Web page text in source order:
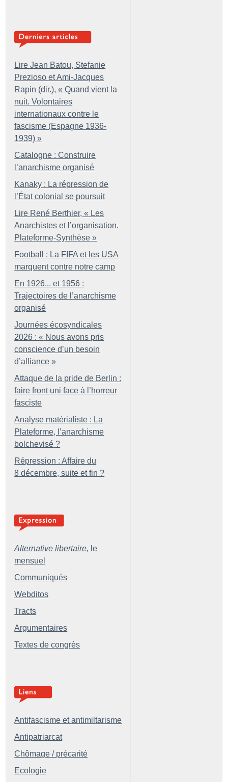
Lire Jean Batou, Stefanie
Prezioso et Ami-Jacques
Rapin (dir.), « Quand vient la
nuit. Volontaires
internationaux contre le
fascisme (Espagne 1936-
1939) »
Catalogne : Construire
l’anarchisme organisé
Kanaky : La répression de
l’État colonial se poursuit
Lire René Berthier, « Les
Anarchistes et l’organisation.
Plateforme-Synthèse »
Football : La FIFA et les USA
marquent contre notre camp
En 1926... et 1956 :
Trajectoires de l’anarchisme
organisé
Journées écosyndicales
2026 : « Nous avons pris
conscience d’un besoin
d’alliance »
Attaque de la pride de Berlin :
faire front uni face à l’horreur
fasciste
Analyse matérialiste : La
Plateforme, l’anarchisme
bolchevisé ?
Répression : Affaire du
8 décembre, suite et fin ?
Alternative libertaire, le
mensuel
Communiqués
Webditos
Tracts
Argumentaires
Textes de congrès
Antifascisme et antimiltarisme
Antipatriarcat
Chômage / précarité
Ecologie